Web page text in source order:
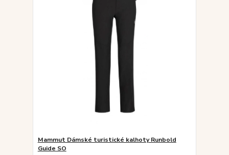
Mammut Dámské turistické kalhoty Runbold
Guide SO